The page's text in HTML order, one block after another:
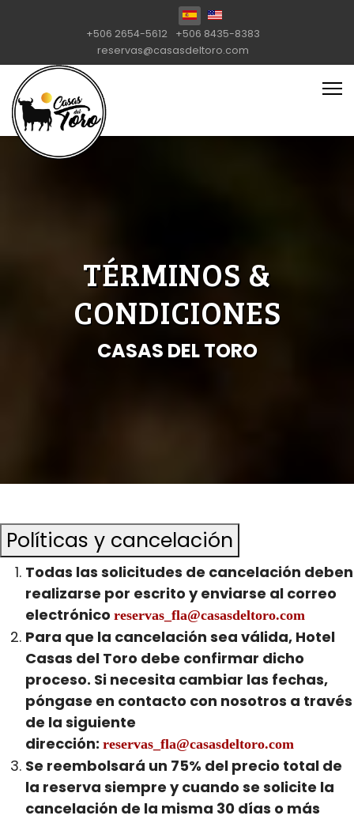
Seleccione su idioma
+506 2654-5612
+506 8435-8383
reservas@casasdeltoro.com
TÉRMINOS &
CONDICIONES
CASAS DEL TORO
Políticas y cancelación
Todas las solicitudes de cancelación deben
realizarse por escrito y enviarse al correo
electrónico reservas_fla@casasdeltoro.com
Para que la cancelación sea válida, Hotel
Casas del Toro debe confirmar dicho
proceso. Si necesita cambiar las fechas,
póngase en contacto con nosotros a través
de la siguiente
dirección: reservas_fla@casasdeltoro.com
Se reembolsará un 75% del precio total de
la reserva siempre y cuando se solicite la
cancelación de la misma 30 días o más